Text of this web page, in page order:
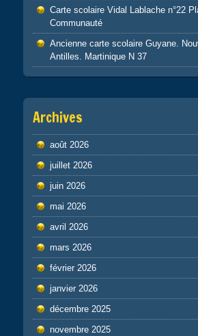
Carte scolaire Vidal Lablache n°22
Communauté
Ancienne carte scolaire Guyane.
Antilles. Martinique N 37
Archives
août 2026
juillet 2026
juin 2026
mai 2026
avril 2026
mars 2026
février 2026
janvier 2026
décembre 2025
novembre 2025